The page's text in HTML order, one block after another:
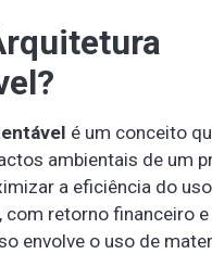
é um conceito
ambientais de um
a eficiência do
com retorno financeiro
envolve o uso de